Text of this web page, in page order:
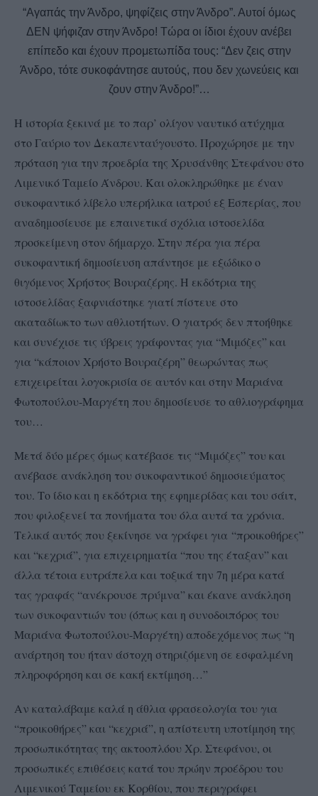
“Αγαπάς την Άνδρο, ψηφίζεις στην Άνδρο”. Αυτοί όμως
ΔΕΝ ψήφιζαν στην Άνδρο! Τώρα οι ίδιοι έχουν ανέβει
επίπεδο και έχουν προμετωπίδα τους: “Δεν ζεις στην
Άνδρο, τότε συκοφάντησε αυτούς, που δεν χωνεύεις και
ζουν στην Άνδρο!”…
Η ιστορία ξεκινά με το παρ’ ολίγον ναυτικό ατύχημα
στο Γαύριο τον Δεκαπενταύγουστο. Προχώρησε με την
πρόταση για την προεδρία της Χρυσάνθης Στεφάνου στο
Λιμενικό Ταμείο Άνδρου. Και ολοκληρώθηκε με έναν
συκοφαντικό λίβελο υπερήλικα ιατρού εξ Εσπερίας, που
αναδημοσίευσε με επαινετικά σχόλια ιστοσελίδα
προσκείμενη στον δήμαρχο. Στην πέρα για πέρα
συκοφαντική δημοσίευση απάντησε με εξώδικο ο
θιγόμενος Χρήστος Βουραζέρης. Η εκδότρια της
ιστοσελίδας ξαφνιάστηκε γιατί πίστευε στο
ακαταδίωκτο των αθλιοτήτων. Ο γιατρός δεν πτοήθηκε
και συνέχισε τις ύβρεις γράφοντας για “Μιμόζες” και
για “κάποιον Χρήστο Βουραζέρη” θεωρώντας πως
επιχειρείται λογοκρισία σε αυτόν και στην Μαριάνα
Φωτοπούλου-Μαργέτη που δημοσίευσε το αθλιογράφημα
του…
Μετά δύο μέρες όμως κατέβασε τις “Μιμόζες” του και
ανέβασε ανάκληση του συκοφαντικού δημοσιεύματος
του. Το ίδιο και η εκδότρια της εφημερίδας και του σάιτ,
που φιλοξενεί τα πονήματα του όλα αυτά τα χρόνια.
Τελικά αυτός που ξεκίνησε να γράφει για “προικοθήρες”
και “κεχριά”, για επιχειρηματία “που της έταξαν” και
άλλα τέτοια ευτράπελα και τοξικά την 7η μέρα κατά
τας γραφάς “ανέκρουσε πρύμνα” και έκανε ανάκληση
των συκοφαντιών του (όπως και η συνοδοιπόρος του
Μαριάνα Φωτοπούλου-Μαργέτη) αποδεχόμενος πως “η
ανάρτηση του ήταν άστοχη στηριζόμενη σε εσφαλμένη
πληροφόρηση και σε κακή εκτίμηση…”
Αν καταλάβαμε καλά η άθλια φρασεολογία του για
“προικοθήρες” και “κεχριά”, η απίστευτη υποτίμηση της
προσωπικότητας της ακτοοπλόου Χρ. Στεφάνου, οι
προσωπικές επιθέσεις κατά του πρώην προέδρου του
Λιμενικού Ταμείου εκ Κορθίου, που περιγράφει